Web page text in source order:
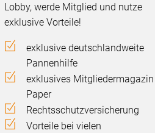
Lobby, werde Mitglied und nutze
exklusive Vorteile!
exklusive deutschlandweite
Pannenhilfe
exklusives Mitgliedermagazin
Paper
Rechtsschutzversicherung
Vorteile bei vielen